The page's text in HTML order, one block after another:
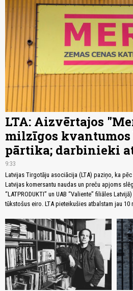
LTA: Aizvērtajos
milzīgos kvantumos
pārtika; darbinieki
9:33
Latvijas Tirgotāju asociācija (LTA) paziņo, ka
Latvijas komersantu naudas un preču apjoms
“LATPRODUKTI” un UAB “Valiente” filiāles
tūkstošus eiro. LTA pieteikušies atbalstam jau